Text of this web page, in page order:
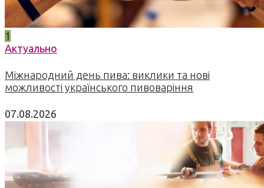
1
Актуально
Міжнародний день пива: виклики та нові
можливості українського пивоваріння
07.08.2026